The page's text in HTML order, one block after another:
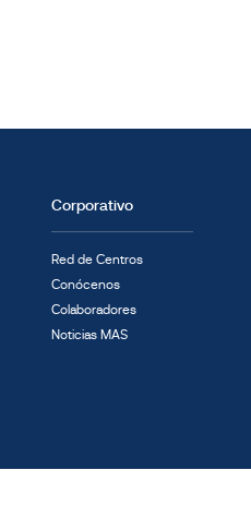
Corporativo
Red de Centros
Conócenos
Colaboradores
Noticias MAS